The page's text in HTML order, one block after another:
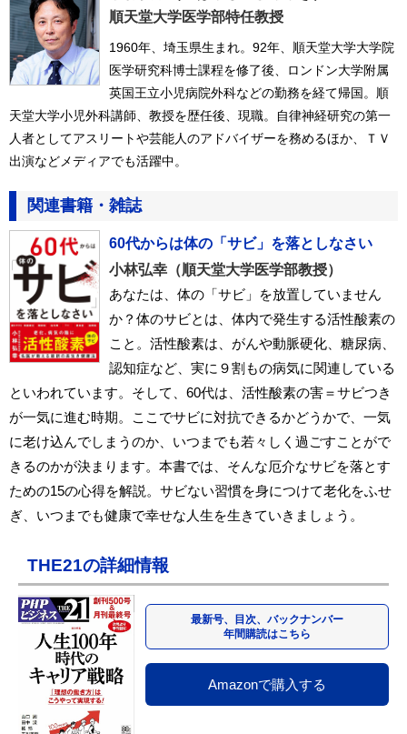
順天堂大学医学部特任教授
1960年、埼玉県生まれ。92年、順天堂大学大学院
医学研究科博士課程を修了後、ロンドン大学附属
英国王立小児病院外科などの勤務を経て帰国。順
天堂大学小児外科講師、教授を歴任後、現職。自律神経研究の第一
人者としてアスリートや芸能人のアドバイザーを務めるほか、ＴＶ
出演などメディアでも活躍中。
関連書籍・雑誌
60代からは体の「サビ」を落としなさい
小林弘幸（順天堂大学医学部教授）
あなたは、体の「サビ」を放置していません
か？体のサビとは、体内で発生する活性酸素の
こと。活性酸素は、がんや動脈硬化、糖尿病、
認知症など、実に９割もの病気に関連している
といわれています。そして、60代は、活性酸素の害＝サビつき
が一気に進む時期。ここでサビに対抗できるかどうかで、一気
に老け込んでしまうのか、いつまでも若々しく過ごすことがで
きるのかが決まります。本書では、そんな厄介なサビを落とす
ための15の心得を解説。サビない習慣を身につけて老化をふせ
ぎ、いつまでも健康で幸せな人生を生きていきましょう。
THE21の詳細情報
最新号、目次、バックナンバー
年間購読はこちら
Amazonで購入する